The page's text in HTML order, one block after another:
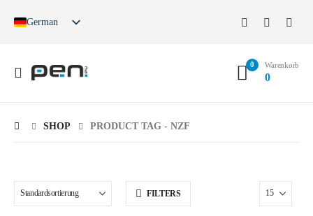
German
Spanish
0 Warenkorb
0
SHOP PRODUCT TAG - NZF
FILTERS